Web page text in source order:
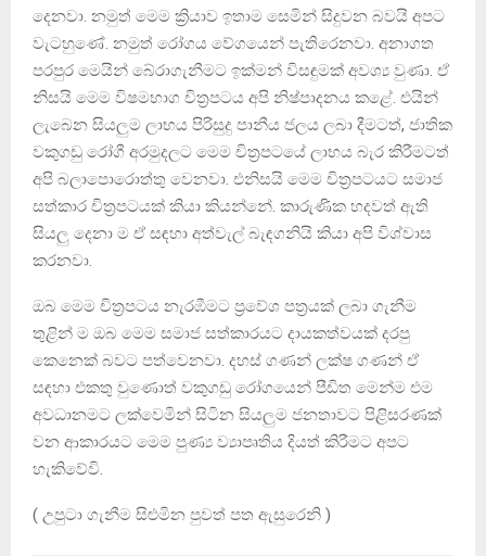
දෙනවා. නමුත් මෙම ක්‍රියාව ඉතාම සෙමින් සිදුවන බවයි අපට
වැටහුණේ. නමුත් රෝගය වේගයෙන් පැතිරෙනවා. අනාගත
පරපුර මෙයින් බේරාගැනීමට ඉක්මන් විසඳුමක් අවශ්‍ය වුණා. ඒ
නිසයි මෙම විෂමභාග චිත්‍රපටය අපි නිෂ්පාදනය කළේ. එයින්
ලැබෙන සියලුම ලාභය පිරිසුදු පානීය ජලය ලබා දීමටත්, ජාතික
වකුගඩු රෝගී අරමුදලට මෙම චිත්‍රපටයේ ලාභය බැර කිරීමටත්
අපි බලාපොරොත්තු වෙනවා. එනිසයි මෙම චිත්‍රපටයට සමාජ
සත්කාර චිත්‍රපටයක් කියා කියන්නේ. කාරුණික හදවත් ඇති
සියලු දෙනා ම ඒ සඳහා අත්වැල් බැඳගනියි කියා අපි විශ්වාස
කරනවා.
ඔබ මෙම චිත්‍රපටය නැරඹීමට ප්‍රවේශ පත්‍රයක් ලබා ගැනීම
තුළින් ම ඔබ මෙම සමාජ සත්කාරයට දායකත්වයක් දරපු
කෙනෙක් බවට පත්වෙනවා. දහස් ගණන් ලක්ෂ ගණන් ඒ
සඳහා එකතු වුණොත් වකුගඩු රෝගයෙන් පීඩිත මෙන්ම එම
අවධානමට ලක්වෙමින් සිටින සියලුම ජනතාවට පිළිසරණක්
වන ආකාරයට මෙම පුණ්‍ය ව්‍යාපෘතිය දියත් කිරීමට අපට
හැකිවේවි.
( උපුටා ගැනීම සිළුමින පුවත් පත ඇසුරෙනි )